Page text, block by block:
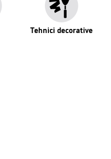
Tehnici decorative